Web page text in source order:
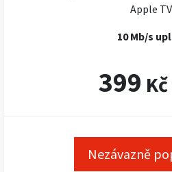
Apple
10 Mb/s
399 Kč
Nezávazně